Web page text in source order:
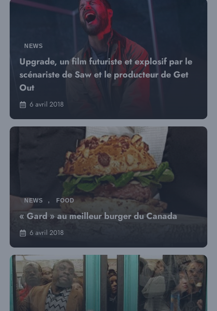
NEWS
Upgrade, un film futuriste et explosif par le
scénariste de Saw et le producteur de Get
Out
6 avril 2018
NEWS , FOOD
« Gard » au meilleur burger du Canada
6 avril 2018